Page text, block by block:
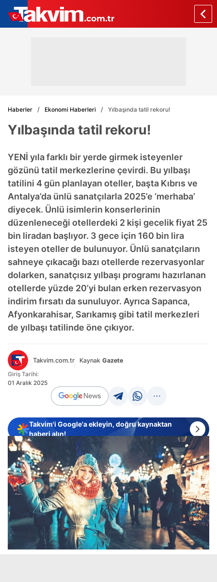
Haberler Ekonomi Haberleri Yılbaşında tatil rekoru!
Yılbaşında tatil rekoru!
YENİ yıla farklı bir yerde girmek isteyenler
gözünü tatil merkezlerine çevirdi. Bu yılbaşı
tatilini 4 gün planlayan oteller, başta Kıbrıs ve
Antalya’da ünlü sanatçılarla 2025’e ‘merhaba’
diyecek. Ünlü isimlerin konserlerinin
düzenleneceği otellerdeki 2 kişi gecelik fiyat 25
bin liradan başlıyor. 3 gece için 160 bin lira
isteyen oteller de bulunuyor. Ünlü sanatçıların
sahneye çıkacağı bazı otellerde rezervasyonlar
dolarken, sanatçısız yılbaşı programı hazırlanan
otellerde yüzde 20’yi bulan erken rezervasyon
indirim fırsatı da sunuluyor. Ayrıca Sapanca,
Afyonkarahisar, Sarıkamış gibi tatil merkezleri
de yılbaşı tatilinde öne çıkıyor.
Takvim.com.tr Kaynak Gazete
Giriş Tarihi:
01 Aralık 2025
Takvim'i Google'a ekleyin, doğru kaynaktan
haberi alın!